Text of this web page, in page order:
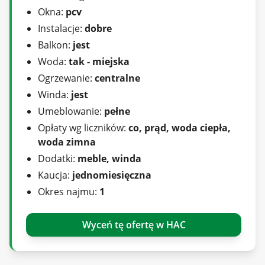
na wodę, ogrzewanie, śmieci)
Dodatkowo płatny jedynie prąd.
Obowiązuje Najem Okazjonalny.
Serdecznie zapraszam na prezentację
Malwina Filas
tel. 518-706-518
e-mail: malwina@sadurscy.pl
::DODATKOWE INFORMACJE |
Kategoria oferty: Mieszkania dla rodzin z dziećmi
|
Rodzaj budynku: blok |
Głośność: umiarkowanie ciche |
Widok: panorama miasta |
Gaz: brak |
Okna: pcv
Instalacje: dobre
Balkon: jest
Woda: tak - miejska
Ogrzewanie: centralne
Winda: jest
Umeblowanie: pełne
Opłaty wg liczników: co, prąd, woda ciepła,
woda zimna
Dodatki: meble, winda
Kaucja: jednomiesięczna
Okres najmu: 1
Wyceń tę ofertę w HAC